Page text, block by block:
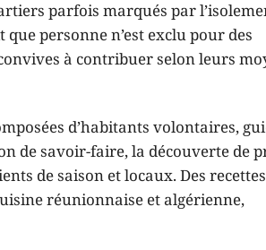
parfois marqués par
personne n’est exclu pour des
à contribuer selon leurs
d’habitants volontaires,
de savoir-faire, la découverte de
de saison et locaux. Des recettes
réunionnaise et algérienne,